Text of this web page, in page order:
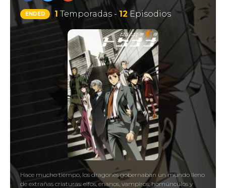
ENDED 1 Temporadas - 12 Episodios
Hace mucho tiempo, los dragones gobernaban un mundo lleno
de extrañas criaturas: elfos, enanos, vampiros, homúnculos y